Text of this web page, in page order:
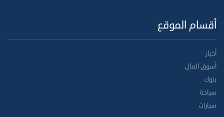
أقسام الموقع
أخبار
أسوق المال
بنوك
سياحة
سيارات